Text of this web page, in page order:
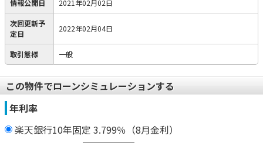
情報公開日 2021年02月02日
次回更新予
定日
2022年02月04日
取引態様 一般
この物件でローンシミュレーションする
年利率
楽天銀行10年固定 3.799％（8月金利）